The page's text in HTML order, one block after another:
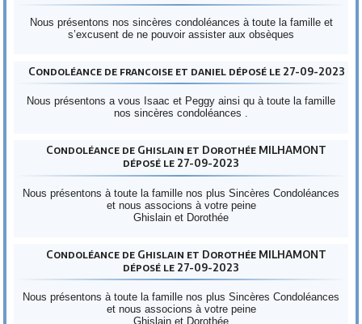
Nous présentons nos sincères condoléances à toute la famille et
s’excusent de ne pouvoir assister aux obsèques
Condoléance de francoise et daniel déposé le 27-09-2023
Nous présentons a vous Isaac et Peggy ainsi qu à toute la famille
nos sincères condoléances .
Condoléance de Ghislain et Dorothée MILHAMONT
déposé le 27-09-2023
Nous présentons à toute la famille nos plus Sincères Condoléances
et nous associons à votre peine
Ghislain et Dorothée
Condoléance de Ghislain et Dorothée MILHAMONT
déposé le 27-09-2023
Nous présentons à toute la famille nos plus Sincères Condoléances
et nous associons à votre peine
Ghislain et Dorothée